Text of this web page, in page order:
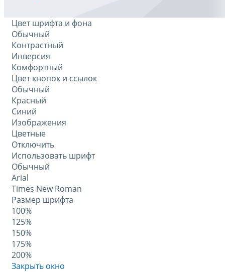
Цвет шрифта и фона
Обычный
Контрастный
Инверсия
Комфортный
Цвет кнопок и ссылок
Обычный
Красный
Синий
Изображения
Цветные
Отключить
Использовать шрифт
Обычный
Arial
Times New Roman
Размер шрифта
100%
125%
150%
175%
200%
Закрыть окно